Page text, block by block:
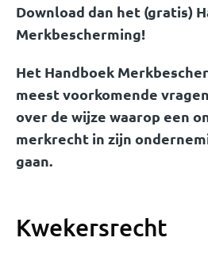
Download dan het (gratis)
Merkbescherming!
Het Handboek
meest voorkomende
over de wijze waarop een
merkrecht in zijn
gaan.
Kwekersrecht